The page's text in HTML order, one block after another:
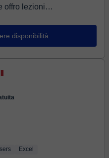
offro lezioni
scuole ...
disponibilità
Excel